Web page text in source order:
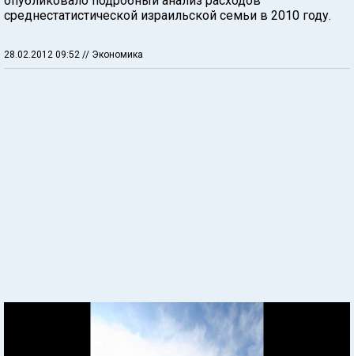
среднестатистической израильской семьи в 2010 году.
28.02.2012 09:52 // Экономика